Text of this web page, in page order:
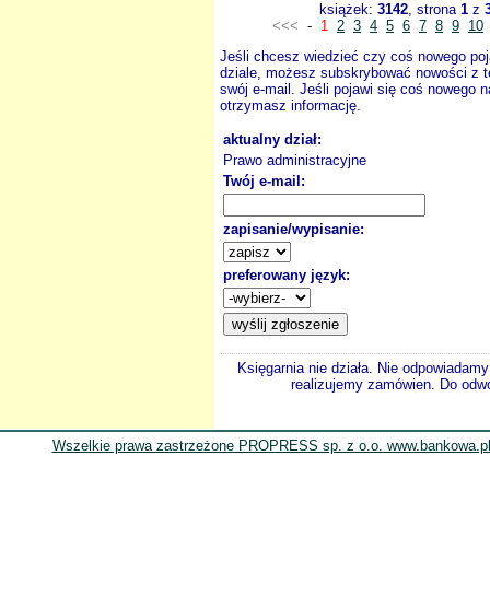
książek: 3142, strona 1 z
<<< - 1 2 3 4 5 6 7 8 9 10
Jeśli chcesz wiedzieć czy coś nowego
dziale, możesz subskrybować nowości z
swój e-mail. Jeśli pojawi się coś nowego
otrzymasz informację.
aktualny dział:
Prawo administracyjne
Twój e-mail:
zapisanie/wypisanie:
preferowany język:
Księgarnia nie działa. Nie
realizujemy zamówien. Do
Wszelkie prawa zastrzeżone PROPRESS sp. z o.o.